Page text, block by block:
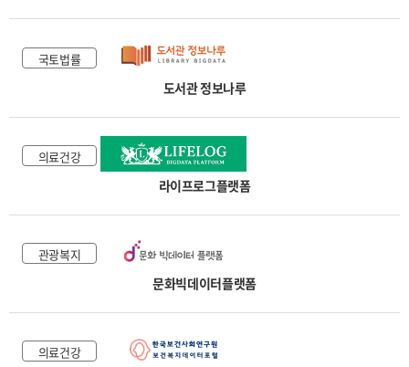
국토법률
도서관 정보나루
의료건강
라이프로그플랫폼
관광복지
문화빅데이터플랫폼
의료건강